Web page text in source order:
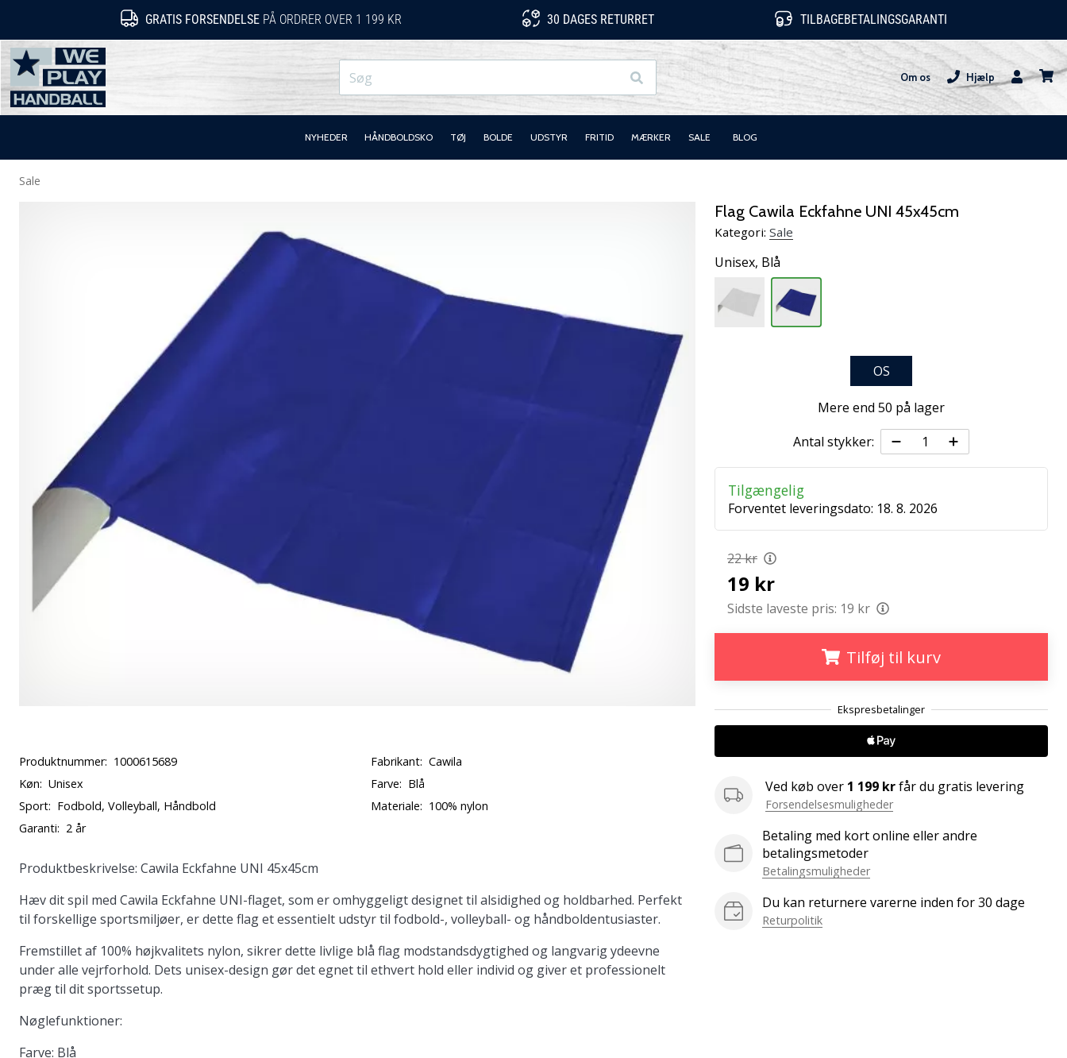
GRATIS FORSENDELSE PÅ ORDRER OVER 1 199 KR 30 DAGES RETURRET TILBAGEBETALINGSGARANTI
WePlayHandball.dk
Om os
Hjælp
Bruger
NYHEDER HÅNDBOLDSKO TØJ BOLDE UDSTYR FRITID MÆRKER SALE BLOG
Sale
Flag Cawila Eckfahne UNI 45x45cm
Kategori: Sale
Unisex, Blå
OS
Mere end 50 på lager
Antal stykker:
Tilgængelig
Forventet leveringsdato: 18. 8. 2026
22 kr
19 kr
Sidste laveste pris: 19 kr
Tilføj til kurv
Ved køb over 1 199 krfår du gratis levering
Forsendelsesmuligheder
Betaling med kort online eller andre
betalingsmetoder
Betalingsmuligheder
Du kan returnere varerne inden for 30 dage
Returpolitik
Produktnummer: 1000615689 Fabrikant: Cawila
Køn: Unisex Farve: Blå
Sport: Fodbold, Volleyball, Håndbold Materiale: 100% nylon
Garanti: 2 år
Produktbeskrivelse: Cawila Eckfahne UNI 45x45cm
Hæv dit spil med Cawila Eckfahne UNI-flaget, som er omhyggeligt designet til alsidighed og holdbarhed. Perfekt
til forskellige sportsmiljøer, er dette flag et essentielt udstyr til fodbold-, volleyball- og håndboldentusiaster.
Fremstillet af 100% højkvalitets nylon, sikrer dette livlige blå flag modstandsdygtighed og langvarig ydeevne
under alle vejrforhold. Dets unisex-design gør det egnet til ethvert hold eller individ og giver et professionelt
præg til dit sportssetup.
Nøglefunktioner:
Farve: Blå